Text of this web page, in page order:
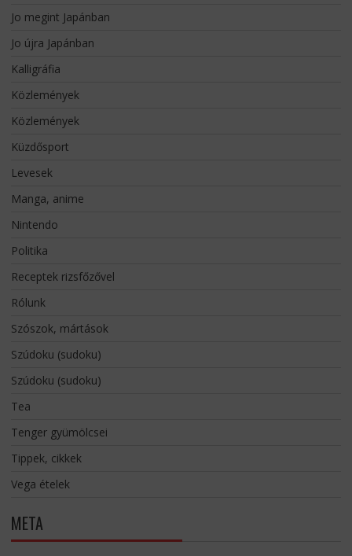
Jo megint Japánban
Jo újra Japánban
Kalligráfia
Közlemények
Közlemények
Küzdősport
Levesek
Manga, anime
Nintendo
Politika
Receptek rizsfőzővel
Rólunk
Szószok, mártások
Szúdoku (sudoku)
Szúdoku (sudoku)
Tea
Tenger gyümölcsei
Tippek, cikkek
Vega ételek
META